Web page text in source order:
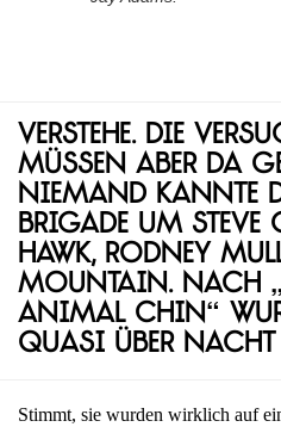
Verstehe. Die
müssen aber da
Niemand kannte
Brigade um Steve
Hawk, Rodney
Mountain. Nach
Animal Chin“
quasi über Nacht
Stimmt, sie wurden wirklich auf